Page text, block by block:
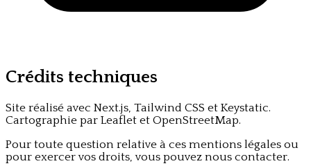
Crédits techniques
Site réalisé avec Next.js, Tailwind CSS et Keystatic.
Cartographie par Leaflet et OpenStreetMap.
Pour toute question relative à ces mentions légales ou
pour exercer vos droits, vous pouvez nous contacter.